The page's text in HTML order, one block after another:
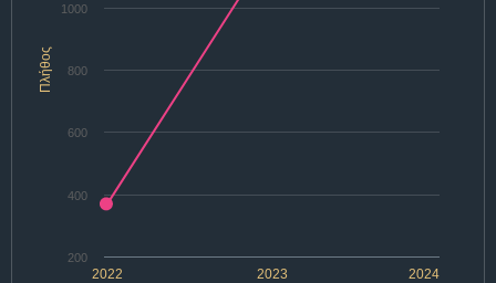
Πλήθος
2022 2024
2023
200
400
600
800
1000